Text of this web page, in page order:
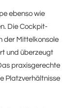
ebenso wie
Die Cockpit-
der Mittelkonsole
und überzeugt
praxisgerechte
Platzverhältnisse